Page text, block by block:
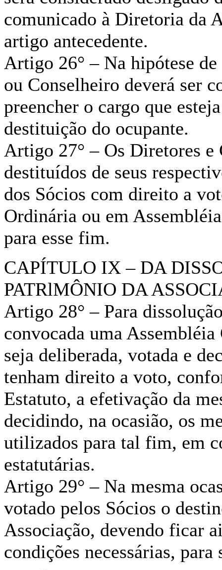
comunicado à Diretoria da
artigo antecedente.
Artigo 26° – Na hipótese
ou Conselheiro deverá ser
preencher o cargo que
destituição do ocupante.
Artigo 27° – Os Diretores e
destituídos de seus
dos Sócios com direito a
Ordinária ou em
para esse fim.
CAPÍTULO IX – DA
PATRlMÔNIO DA
Artigo 28° – Para
convocada uma
seja deliberada, votada e
tenham direito a voto,
Estatuto, a efetivação da
decidindo, na ocasião, os
utilizados para tal fim, em
estatutárias.
Artigo 29° – Na mesma
votado pelos Sócios o
Associação, devendo ficar
condições necessárias, para